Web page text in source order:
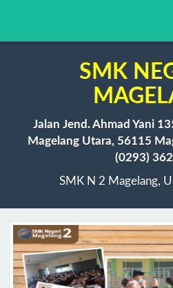
SMK
Jalan Jend. Ahmad Yani
Magelang Utara, 56115
(0293)
SMK N 2 Magelang,